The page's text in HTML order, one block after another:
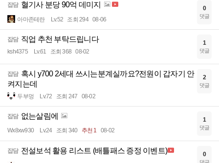
잡담 혈기사 분당 90억 데미지
아마존테란 Lv.52 조회 294 08-06
0
댓글
잡담 직업 추천 부탁드립니다
ksh4375 Lv.61 조회 368 08-02
1
댓글
잡담 혹시 y700 2세대 쓰시는분계실까요?전원이 갑자기 안
켜지는데
두부멍 Lv.72 조회 247 08-02
2
댓글
잡담 없는살림에
Wx8xw930 Lv.24 조회 340 추천 1 08-02
1
댓글
잡담 전설보석 활용 리스트 (배틀패스 증정 이벤트) 0